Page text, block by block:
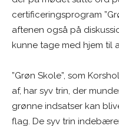
certificeringsprogram
aftenen også på
kunne tage med hjem til
”Grøn Skole”, som
af, har syv trin, der
grønne indsatser kan
flag. De syv trin